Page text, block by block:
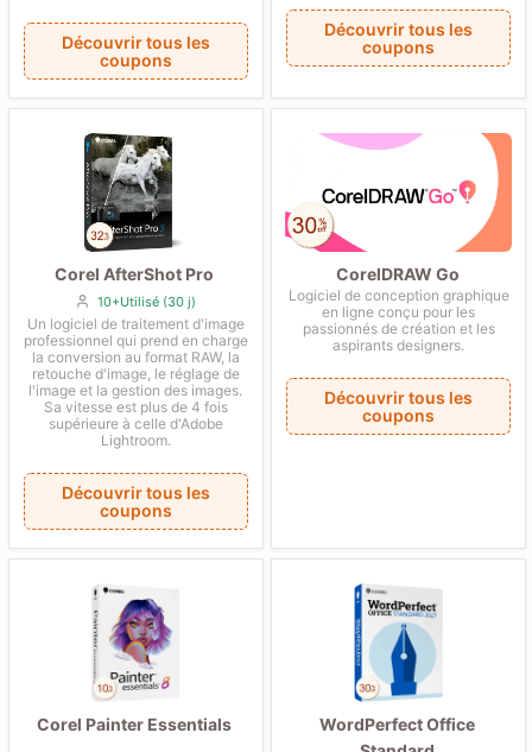
Découvrir tous les
coupons
Découvrir tous les
coupons
Corel AfterShot Pro
10+Utilisé (30 j)
Un logiciel de traitement d'image
professionnel qui prend en charge
la conversion au format RAW, la
retouche d'image, le réglage de
l'image et la gestion des images.
Sa vitesse est plus de 4 fois
supérieure à celle d'Adobe
Lightroom.
Découvrir tous les
coupons
CorelDRAW Go
Logiciel de conception graphique
en ligne conçu pour les
passionnés de création et les
aspirants designers.
Découvrir tous les
coupons
Corel Painter Essentials
WordPerfect Office